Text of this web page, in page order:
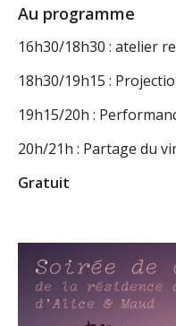
Au programme
16h30/18h30 : atelier
18h30/19h15 :
19h15/20h :
20h/21h : Partage du
Gratuit